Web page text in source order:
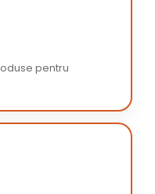
pentru